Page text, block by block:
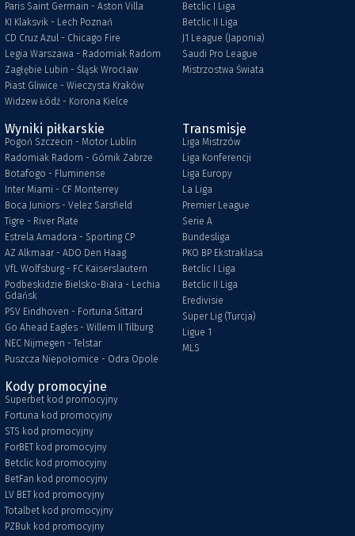
Paris Saint Germain - Aston Villa
KI Klaksvik - Lech Poznań
CD Cruz Azul - Chicago Fire
Legia Warszawa - Radomiak Radom
Zagłębie Lubin - Śląsk Wrocław
Piast Gliwice - Wieczysta Kraków
Widzew Łódź - Korona Kielce
Betclic I Liga
Betclic II Liga
J1 League (Japonia)
Saudi Pro League
Mistrzostwa Świata
Wyniki piłkarskie
Pogoń Szczecin - Motor Lublin
Radomiak Radom - Górnik Zabrze
Botafogo - Fluminense
Inter Miami - CF Monterrey
Boca Juniors - Velez Sarsfield
Tigre - River Plate
Estrela Amadora - Sporting CP
AZ Alkmaar - ADO Den Haag
VfL Wolfsburg - FC Kaiserslautern
Podbeskidzie Bielsko-Biała - Lechia
Gdańsk
PSV Eindhoven - Fortuna Sittard
Go Ahead Eagles - Willem II Tilburg
NEC Nijmegen - Telstar
Puszcza Niepołomice - Odra Opole
Transmisje
Liga Mistrzów
Liga Konferencji
Liga Europy
La Liga
Premier League
Serie A
Bundesliga
PKO BP Ekstraklasa
Betclic I Liga
Betclic II Liga
Eredivisie
Super Lig (Turcja)
Ligue 1
MLS
Kody promocyjne
Superbet kod promocyjny
Fortuna kod promocyjny
STS kod promocyjny
ForBET kod promocyjny
Betclic kod promocyjny
BetFan kod promocyjny
LV BET kod promocyjny
Totalbet kod promocyjny
PZBuk kod promocyjny